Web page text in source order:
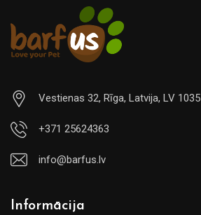
Vestienas 32, Rīga, Latvija, LV 1035
+371 25624363
info@barfus.lv
Informācija